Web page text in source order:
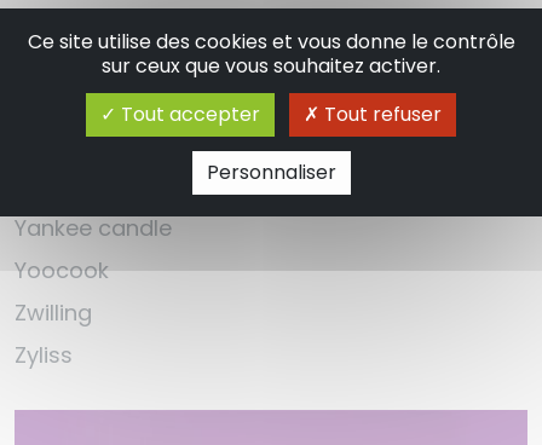
Weis
Westmark
Yankee candle
Yoocook
Zwilling
Zyliss
Ce site utilise des cookies et vous donne le contrôle
sur ceux que vous souhaitez activer.
Tout accepter
Tout refuser
Personnaliser